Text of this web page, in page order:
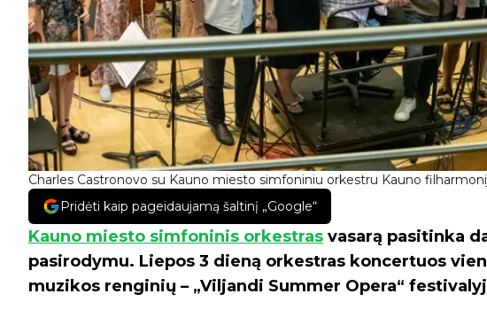
Charles Castronovo su Kauno miesto simfoniniu orkestru Kauno
Pridėti kaip pageidaujamą šaltinį „Google“
Kauno miesto simfoninis orkestras vasarą pasitinka
pasirodymu. Liepos 3 dieną orkestras koncertuos
muzikos renginių – „Viljandi Summer Opera“